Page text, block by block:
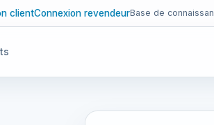
clientConnexion revendeurBase de